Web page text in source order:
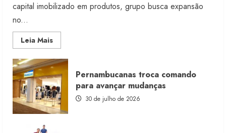
capital imobilizado em produtos, grupo busca expansão
no...
Leia MaisRead
more
Morena
Rosa
lança
franquia
com
estoque
consignado
Pernambucanas troca comando
para avançar mudanças
30 de julho de 2026